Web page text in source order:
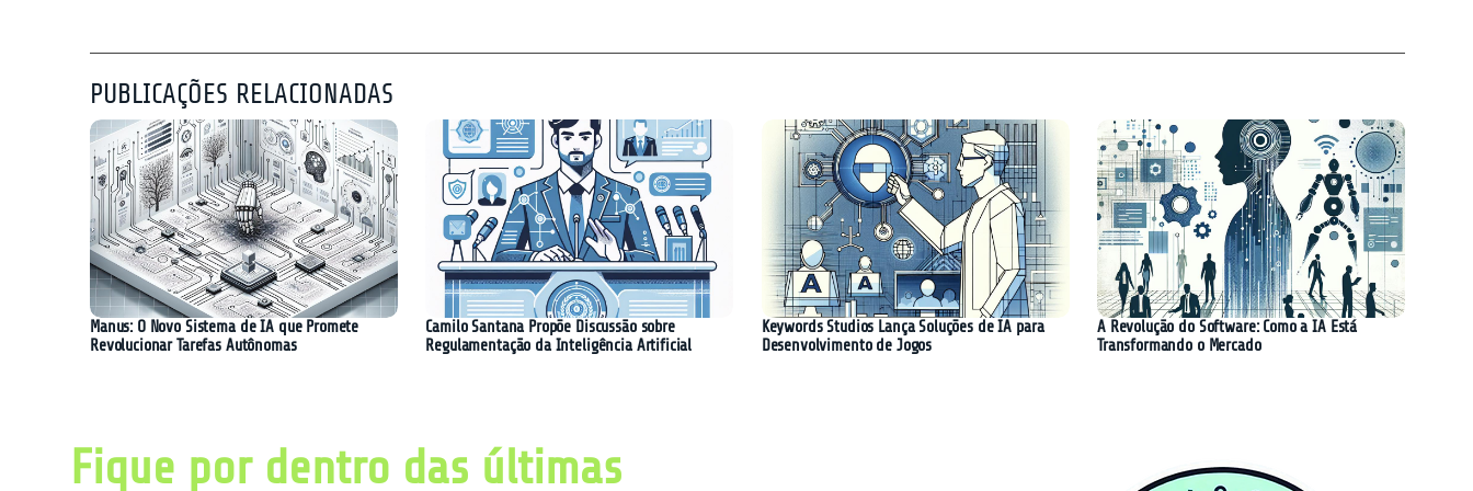
PUBLICAÇÕES RELACIONADAS
Manus: O Novo Sistema de IA que Promete
Revolucionar Tarefas Autônomas
Camilo Santana Propõe Discussão sobre
Regulamentação da Inteligência Artificial
Keywords Studios Lança Soluções de IA para
Desenvolvimento de Jogos
A Revolução do Software: Como a IA Está
Transformando o Mercado
Fique por dentro das últimas